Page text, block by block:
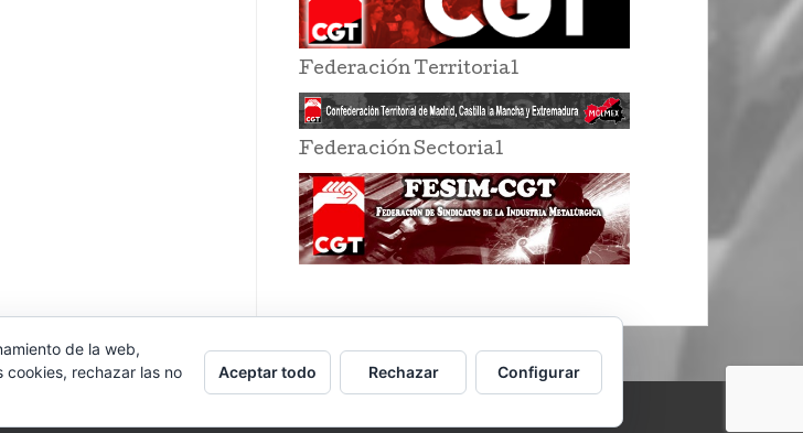
Federación Territorial
Federación Sectorial
de la web,
cookies, rechazar las no
Aceptar todo Rechazar Configurar